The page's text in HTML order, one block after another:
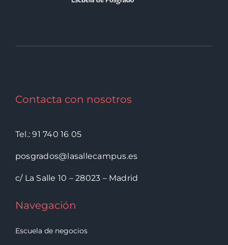
Contacta con nosotros
Tel.: 91 740 16 05
posgrados@lasallecampus.es
c/ La Salle 10 – 28023 – Madrid
Navegación
Escuela de negocios